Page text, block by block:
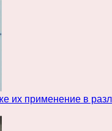
их применение в